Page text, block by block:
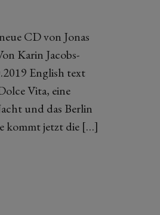
CD von Jonas
Karin Jacobs-
English text
Vita, eine
und das Berlin
kommt jetzt die […]